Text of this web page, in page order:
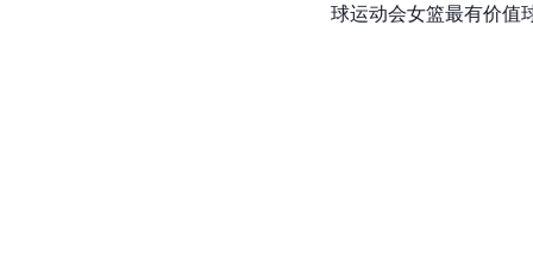
球运动会女篮最有价值